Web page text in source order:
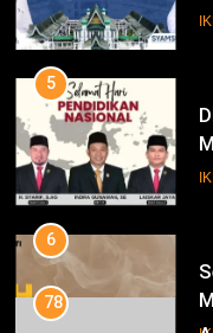
5
6
78